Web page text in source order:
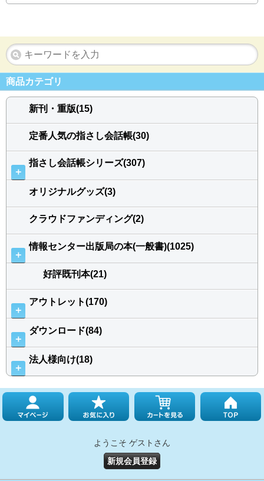
商品カテゴリ
新刊・重版(15)
定番人気の指さし会話帳(30)
＋
指さし会話帳シリーズ(307)
オリジナルグッズ(3)
クラウドファンディング(2)
＋
情報センター出版局の本(一般書)(1025)
好評既刊本(21)
＋
アウトレット(170)
＋
ダウンロード(84)
＋
法人様向け(18)
ようこそ ゲストさん
新規会員登録